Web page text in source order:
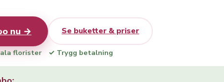
nu → Se buketter & priser
florister ✓ Trygg betalning